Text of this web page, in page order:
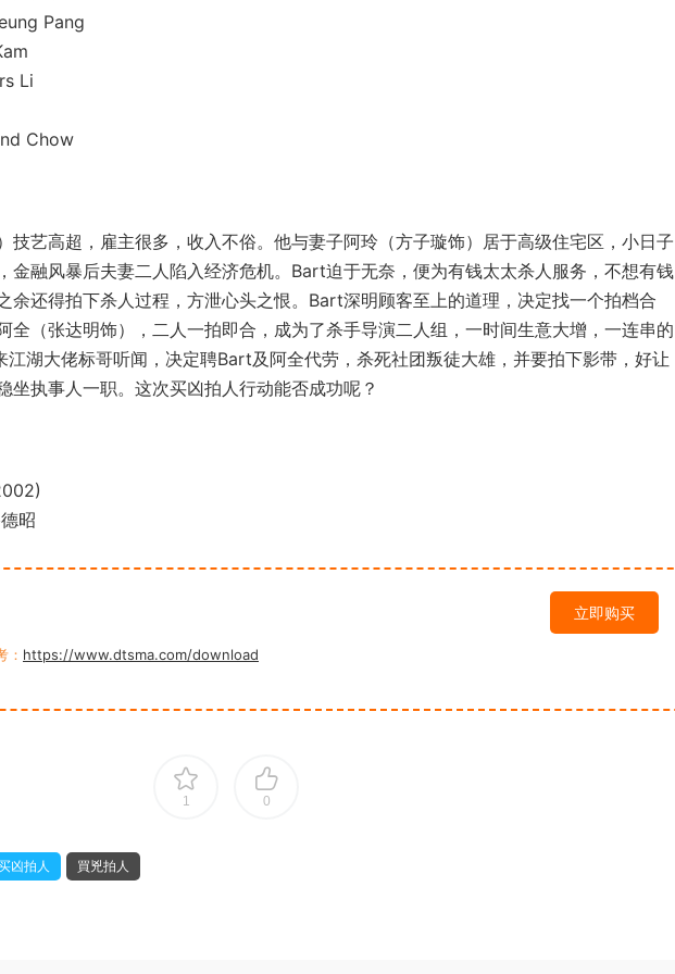
Pang
Li
Chow
艺高超，雇主很多，收入不俗。他与妻子阿玲（方子璇饰）居于高级住宅区，小日子
金融风暴后夫妻二人陷入经济危机。Bart迫于无奈，便为有钱太太杀人服务，不想有钱
余还得拍下杀人过程，方泄心头之恨。Bart深明顾客至上的道理，决定找一个拍档合
全（张达明饰），二人一拍即合，成为了杀手导演二人组，一时间生意大增，一连串的
江湖大佬标哥听闻，决定聘Bart及阿全代劳，杀死社团叛徒大雄，并要拍下影带，好让
坐执事人一职。这次买凶拍人行动能否成功呢？
昭
立即购买
： https://www.dtsma.com/download
1 0
凶拍人 買兇拍人